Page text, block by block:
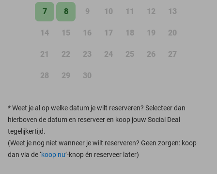
7 8 9 10 11 12 13
14 15 16 17 18 19 20
21 22 23 24 25 26 27
28 29 30
*Weet je al op welke datum je wilt reserveren? Selecteer dan
hierboven de datum en reserveer en koop jouw Social Deal
tegelijkertijd.
(Weet je nog niet wanneer je wilt reserveren? Geen zorgen: koop
dan via de ‘koop nu’-knop én reserveer later)